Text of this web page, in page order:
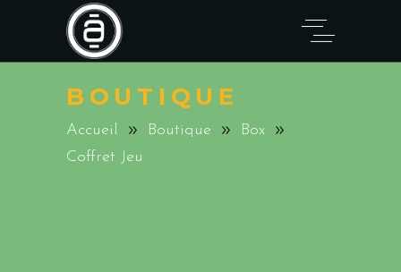
BOUTIQUE
Accueil Boutique
Box
Coffret Jeu